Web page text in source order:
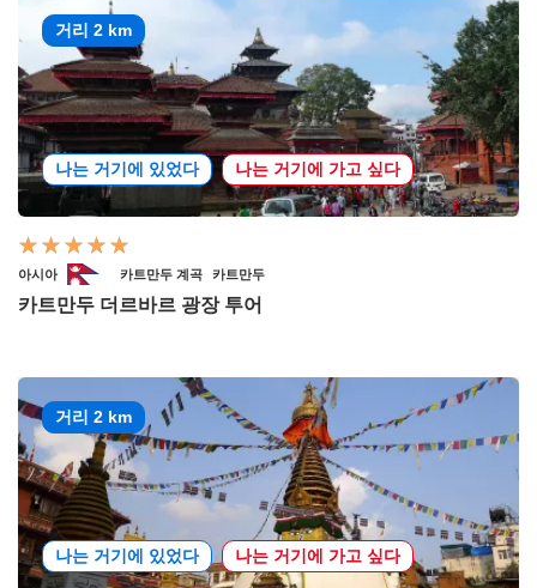
거리 2 km
나는 거기에 있었다 나는 거기에 가고 싶다
아시아 카트만두 계곡 카트만두
카트만두 더르바르 광장 투어
거리 2 km
나는 거기에 있었다 나는 거기에 가고 싶다